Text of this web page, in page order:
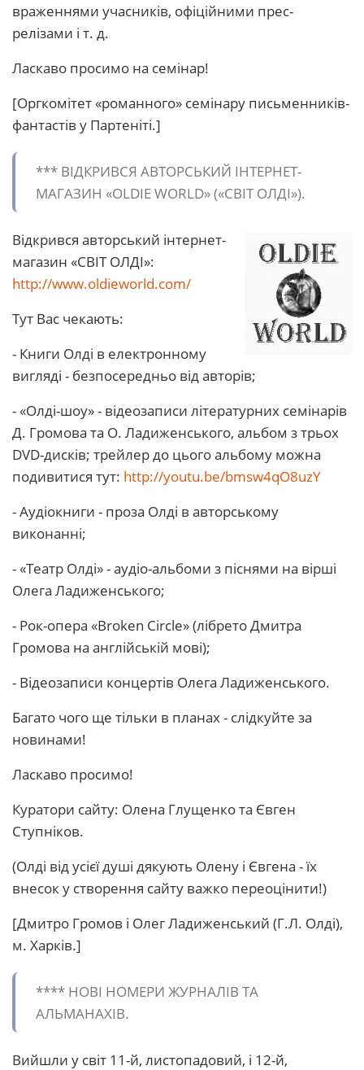
враженнями учасників, офіційними прес-
релізами і т. д.
Ласкаво просимо на семінар!
[Оргкомітет «романного» семінару письменників-
фантастів у Партеніті.]
*** ВІДКРИВСЯ АВТОРСЬКИЙ ІНТЕРНЕТ-
МАГАЗИН «OLDIE WORLD» («СВІТ ОЛДІ»).
Відкрився авторський інтернет-
магазин «СВІТ ОЛДІ»:
http://www.oldieworld.com/
Тут Вас чекають:
- Книги Олді в електронному
вигляді - безпосередньо від авторів;
- «Олді-шоу» - відеозаписи літературних семінарів
Д. Громова та О. Ладиженського, альбом з трьох
DVD-дисків; трейлер до цього альбому можна
подивитися тут: http://youtu.be/bmsw4qO8uzY
- Аудіокниги - проза Олді в авторському
виконанні;
- «Театр Олді» - аудіо-альбоми з піснями на вірші
Олега Ладиженського;
- Рок-опера «Broken Circle» (лібрето Дмитра
Громова на англійській мові);
- Відеозаписи концертів Олега Ладиженського.
Багато чого ще тільки в планах - слідкуйте за
новинами!
Ласкаво просимо!
Куратори сайту: Олена Глущенко та Євген
Ступніков.
(Олді від усієї душі дякують Олену і Євгена - їх
внесок у створення сайту важко переоцінити!)
[Дмитро Громов і Олег Ладиженський (Г.Л. Олді),
м. Харків.]
**** HОВІ НОМЕРИ ЖУРHАЛІВ ТА
АЛЬМАНАХІВ.
Вийшли у світ 11-й, листопадовий, і 12-й,